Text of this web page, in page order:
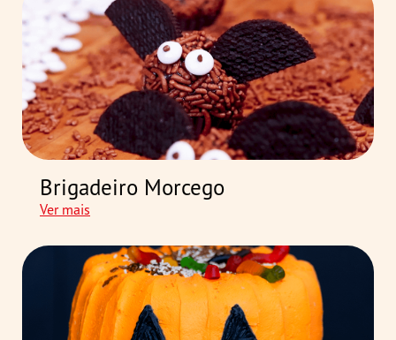
Brigadeiro Morcego
Ver mais